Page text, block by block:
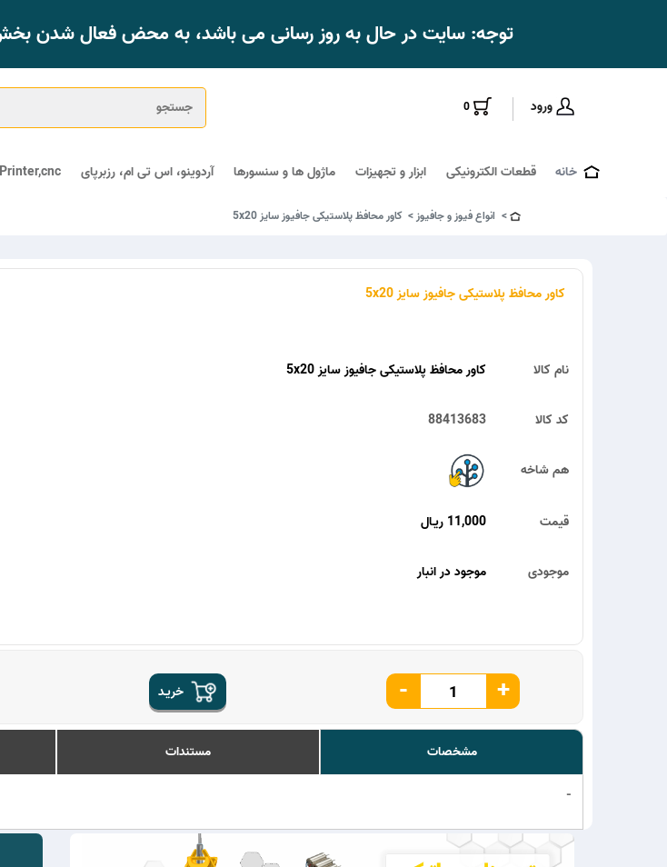
توجه: سایت در حال به روز رسانی می باشد، به محض فعال شدن
0 ورود
خانه قطعات الکترونیکی ابزار و تجهیزات ماژول ها و سنسورها آردوینو، اس تی ام، رزبرپای Printer,cnc
انواع فیوز و جافیوز کاور محافظ پلاستیکی جافیوز سایز 5x20
کاور محافظ پلاستیکی جافیوز سایز 5x20
کاور محافظ پلاستیکی جافیوز سایز 5x20 نام کالا
88413683 کد کالا
هم شاخه
11,000 ریـال قیمت
موجود در انبار موجودی
خریـد - +
مشخصات مستندات
-